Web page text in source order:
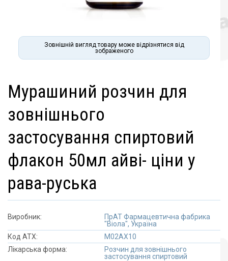
Зовнішній вигляд товару може відрізнятися від
зображеного
мурашиний розчин для
зовнішнього
застосування спиртовий
флакон 50мл айві- ціни у
рава-руська
Виробник:
ПрАТ Фармацевтична фабрика
"Віола", Україна
Код АТХ:
M02AX10
Лікарська форма:
Розчин для зовнішнього
застосування спиртовий